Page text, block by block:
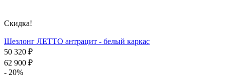
Скидка!
Шезлонг ЛЕТТО антрацит - белый каркас
50 320 ₽
62 900 ₽
- 20%